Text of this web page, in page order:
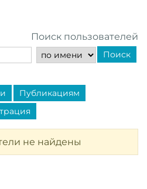
Поиск пользователей
Поиск
Публикациям
не найдены